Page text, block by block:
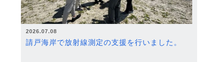
2026.07.08
請戸海岸で放射線測定の支援を行いました。